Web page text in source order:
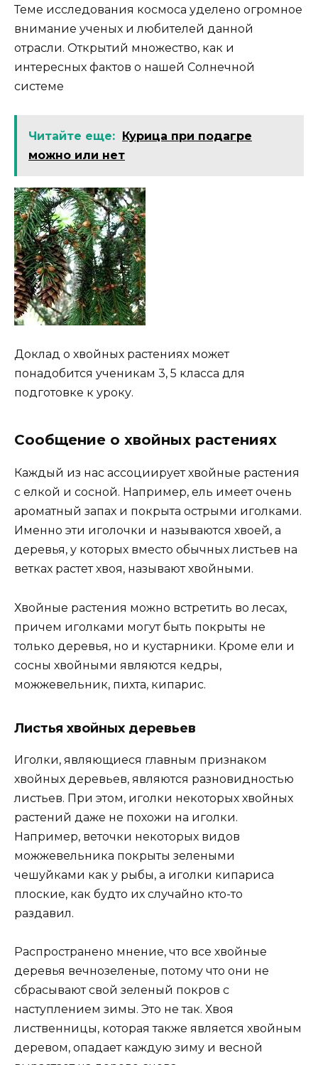
Теме исследования космоса уделено огромное
внимание ученых и любителей данной
отрасли. Открытий множество, как и
интересных фактов о нашей Солнечной
системе
Читайте еще:
Курица при подагре
можно или нет
Доклад о хвойных растениях может
понадобится ученикам 3, 5 класса для
подготовке к уроку.
Сообщение о хвойных растениях
Каждый из нас ассоциирует хвойные растения
с елкой и сосной. Например, ель имеет очень
ароматный запах и покрыта острыми иголками.
Именно эти иголочки и называются хвоей, а
деревья, у которых вместо обычных листьев на
ветках растет хвоя, называют хвойными.
Хвойные растения можно встретить во лесах,
причем иголками могут быть покрыты не
только деревья, но и кустарники. Кроме ели и
сосны хвойными являются кедры,
можжевельник, пихта, кипарис.
Листья хвойных деревьев
Иголки, являющиеся главным признаком
хвойных деревьев, являются разновидностью
листьев. При этом, иголки некоторых хвойных
растений даже не похожи на иголки.
Например, веточки некоторых видов
можжевельника покрыты зелеными
чешуйками как у рыбы, а иголки кипариса
плоские, как будто их случайно кто-то
раздавил.
Распространено мнение, что все хвойные
деревья вечнозеленые, потому что они не
сбрасывают свой зеленый покров с
наступлением зимы. Это не так. Хвоя
лиственницы, которая также является хвойным
деревом, опадает каждую зиму и весной